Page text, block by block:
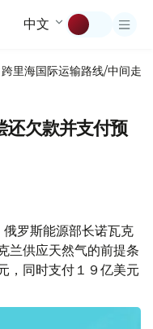
中文
跨里海国际运输路线/中间走廊
还欠款并支付预
罗斯能源部长诺瓦克
兰供应天然气的前提条
，同时支付１９亿美元